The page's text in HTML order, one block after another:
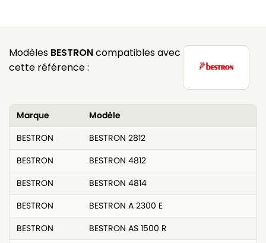
Modèles BESTRONcompatibles avec
cette référence :
Marque
Modèle
BESTRON
BESTRON 2812
BESTRON
BESTRON 4812
BESTRON
BESTRON 4814
BESTRON
BESTRON A 2300 E
BESTRON
BESTRON AS 1500 R